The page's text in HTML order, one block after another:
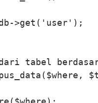
>get('user');
tabel